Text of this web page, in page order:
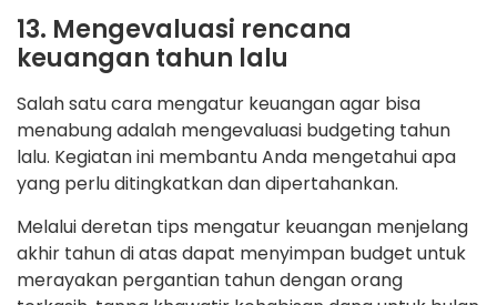
13. Mengevaluasi rencana
keuangan tahun lalu
Salah satu cara mengatur keuangan agar bisa
menabung adalah mengevaluasi budgeting tahun
lalu. Kegiatan ini membantu Anda mengetahui apa
yang perlu ditingkatkan dan dipertahankan.
Melalui deretan tips mengatur keuangan menjelang
akhir tahun di atas dapat menyimpan budget untuk
merayakan pergantian tahun dengan orang